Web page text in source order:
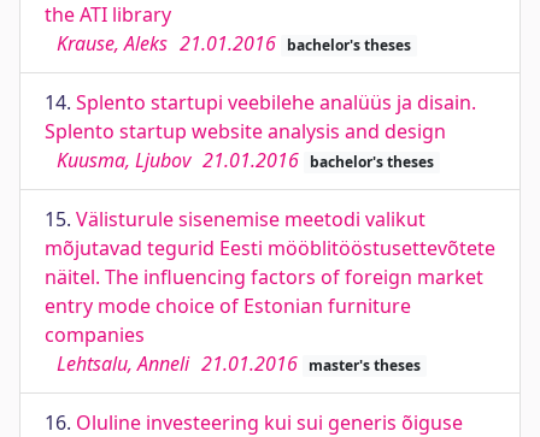
the ATI library
Krause, Aleks 21.01.2016 bachelor's theses
14. Splento startupi veebilehe analüüs ja disain.
Splento startup website analysis and design
Kuusma, Ljubov 21.01.2016 bachelor's theses
15. Välisturule sisenemise meetodi valikut
mõjutavad tegurid Eesti mööblitööstusettevõtete
näitel. The influencing factors of foreign market
entry mode choice of Estonian furniture
companies
Lehtsalu, Anneli 21.01.2016 master's theses
16. Oluline investeering kui sui generis õiguse